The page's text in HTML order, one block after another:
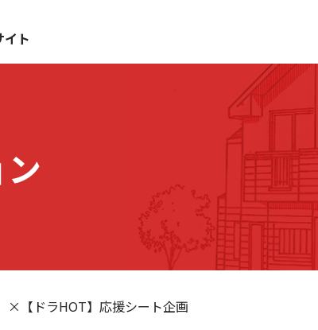
ト
×【ドラHOT】応援シート企画